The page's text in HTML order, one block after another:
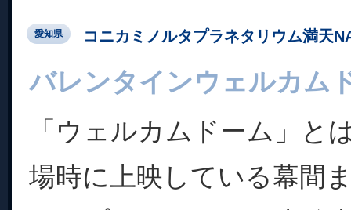
愛知県 コニカミノルタプラネタリウム満天
バレンタインウェルカム
「ウェルカムドーム」と
場時に上映している幕間